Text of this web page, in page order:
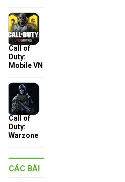
Call of
Duty:
Mobile VN
Call of
Duty:
Warzone
CÁC BÀI